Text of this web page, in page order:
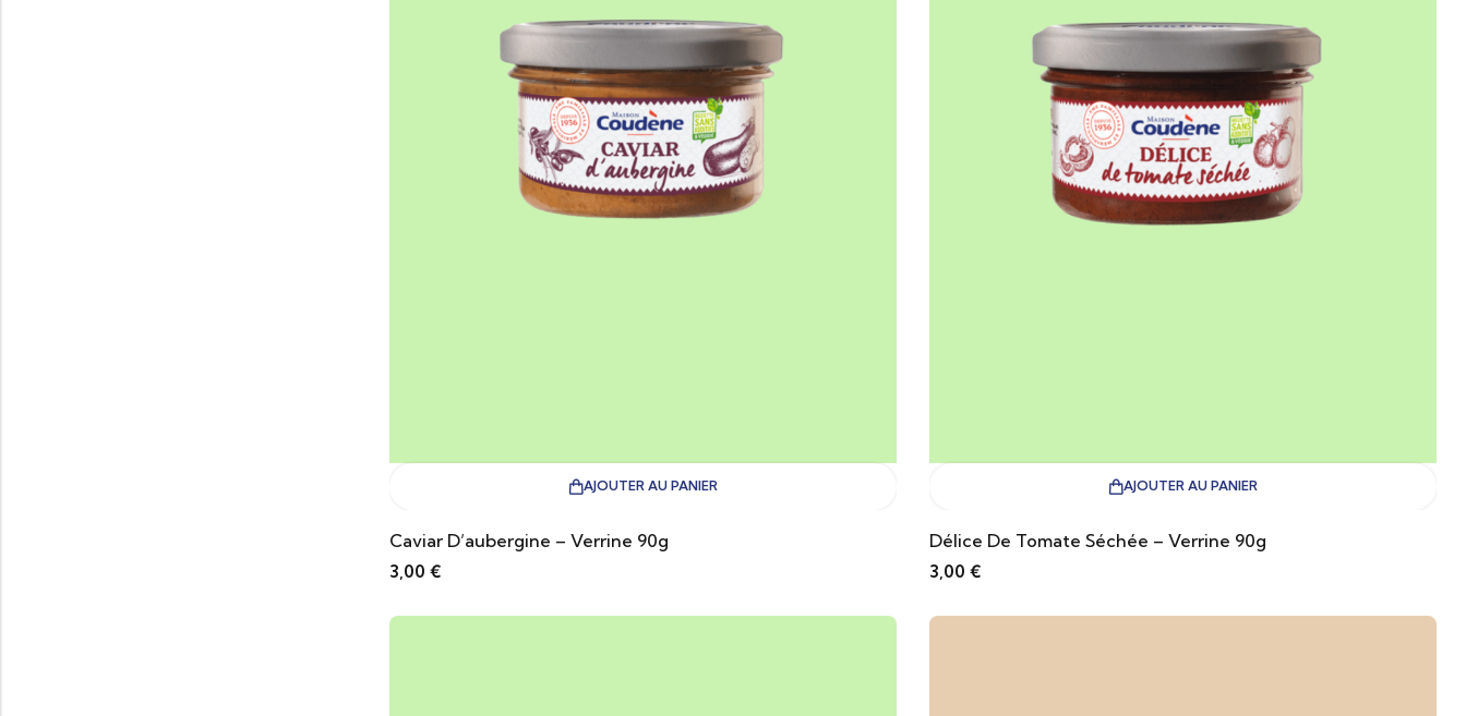
AJOUTER AU PANIER
Caviar D’aubergine – Verrine 90g
3,00 €
AJOUTER AU PANIER
Délice De Tomate Séchée – Verrine 90g
3,00 €